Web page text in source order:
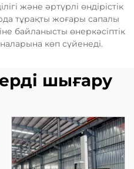
және әртүрлі өндірістік
тұрақты жоғары сапалы
байланысты өнеркәсіптік
көп сүйенеді.
шығару